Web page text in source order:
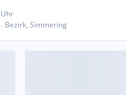
Bezirk, Simmering